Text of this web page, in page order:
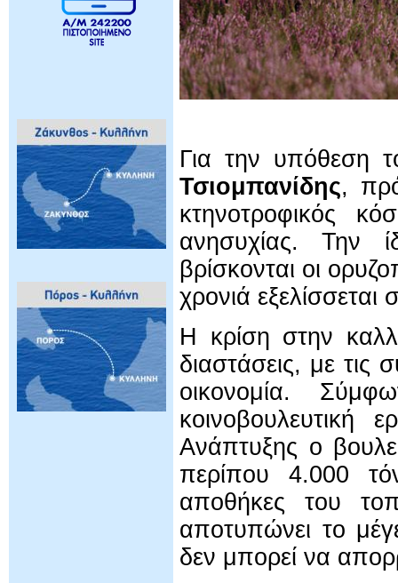
Για την υπόθεση
Τσιομπανίδης,
κτηνοτροφικός
ανησυχίας. Την
βρίσκονται οι
χρονιά
Η κρίση στην
διαστάσεις, με τις
οικονομία.
κοινοβουλευτική
Ανάπτυξης ο
περίπου 4.000
αποθήκες του
αποτυπώνει το
δεν μπορεί να